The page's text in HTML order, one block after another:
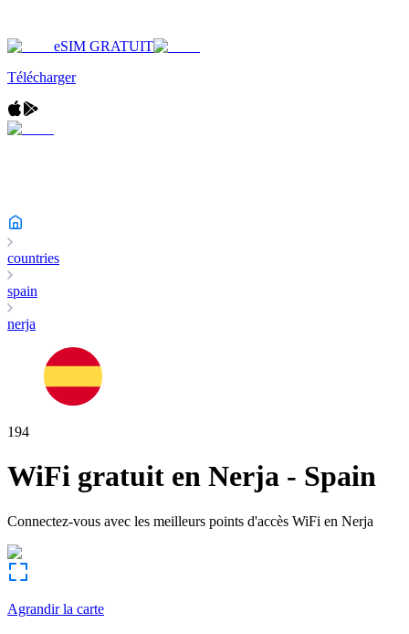
eSIM GRATUIT
Télécharger
countries
spain
nerja
194
WiFi gratuit en Nerja - Spain
Connectez-vous avec les meilleurs points d'accès WiFi en Nerja
Agrandir la carte